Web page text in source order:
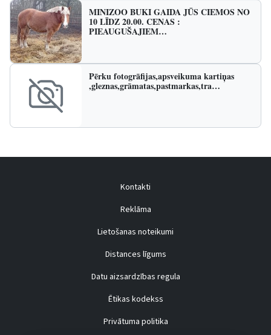
MINIZOO BUKI GAIDA JŪS CIEMOS NO
10 LĪDZ 20.00. CENAS :
PIEAUGUŠAJIEM…
Pērku fotogrāfijas,apsveikuma kartiņas
,gleznas,grāmatas,pastmarkas,tra…
Kontakti
Reklāma
Lietošanas noteikumi
Distances līgums
Datu aizsardzības regula
Ētikas kodekss
Privātuma politika